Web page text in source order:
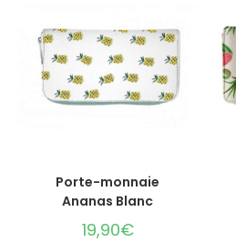
AJOUTER AU PANIER
Porte-monnaie
Ananas Blanc
19,90€